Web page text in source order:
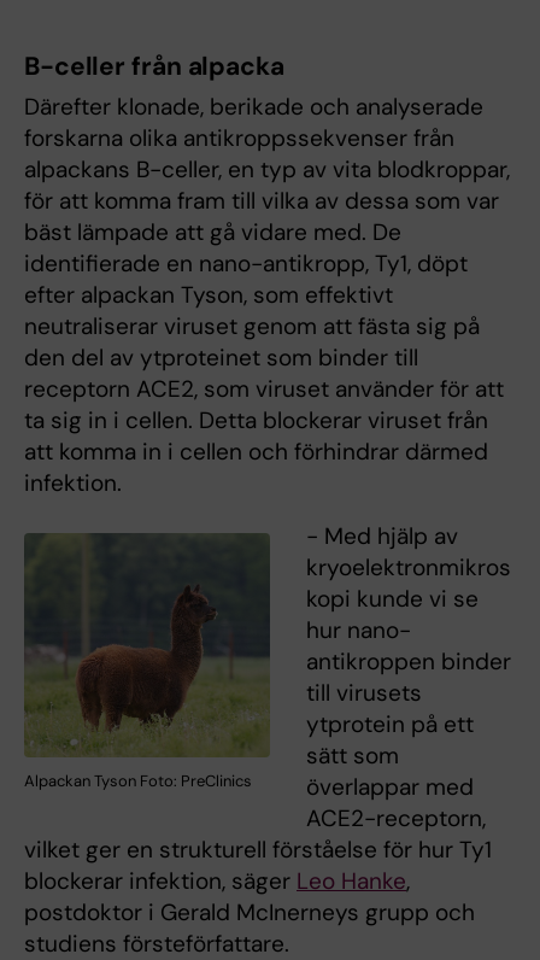
B-celler från alpacka
Därefter klonade, berikade och analyserade
forskarna olika antikroppssekvenser från
alpackans B-celler, en typ av vita blodkroppar,
för att komma fram till vilka av dessa som var
bäst lämpade att gå vidare med. De
identifierade en nano-antikropp, Ty1, döpt
efter alpackan Tyson, som effektivt
neutraliserar viruset genom att fästa sig på
den del av ytproteinet som binder till
receptorn ACE2, som viruset använder för att
ta sig in i cellen. Detta blockerar viruset från
att komma in i cellen och förhindrar därmed
infektion.
Alpackan Tyson Foto: PreClinics
- Med hjälp av
kryoelektronmikros
kopi kunde vi se
hur nano-
antikroppen binder
till virusets
ytprotein på ett
sätt som
överlappar med
ACE2-receptorn,
vilket ger en strukturell förståelse för hur Ty1
blockerar infektion, säger Leo Hanke,
postdoktor i Gerald McInerneys grupp och
studiens försteförfattare.